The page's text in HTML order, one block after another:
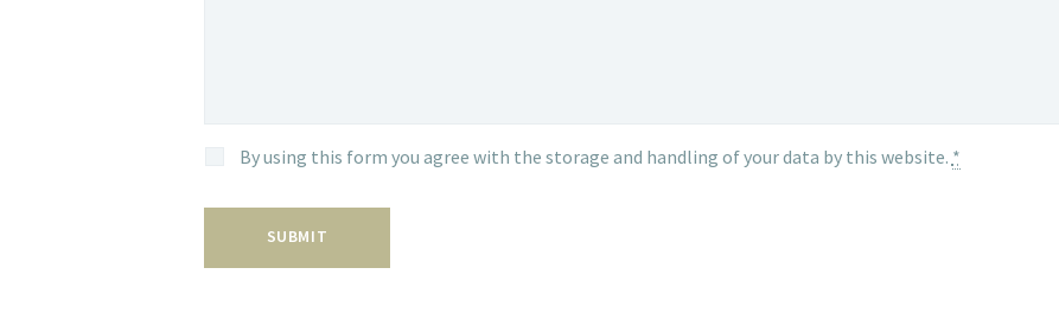
By using this form you agree with the storage and handling of your data by this website. *